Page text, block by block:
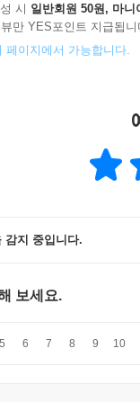
시 일반회원 50원, 마니
만 YES포인트 지급됩니
이지에서 가능합니다.
감지 중입니다.
보세요.
5 6 7 8 9 10